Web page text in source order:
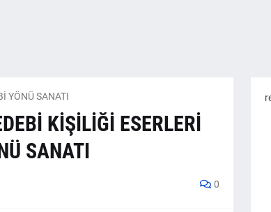
YÖNÜ SANATI
KİŞİLİĞİ ESERLERİ
SANATI
0